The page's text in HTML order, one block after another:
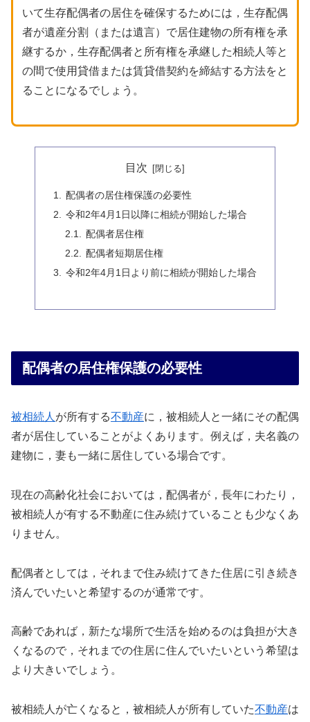
いて生存配偶者の居住を確保するためには，生存配偶
者が遺産分割（または遺言）で居住建物の所有権を承
継するか，生存配偶者と所有権を承継した相続人等と
の間で使用貸借または賃貸借契約を締結する方法をと
ることになるでしょう。
目次
配偶者の居住権保護の必要性
令和2年4月1日以降に相続が開始した場合
配偶者居住権
配偶者短期居住権
令和2年4月1日より前に相続が開始した場合
配偶者の居住権保護の必要性
被相続人 が所有する不動産に，被相続人と一緒にその配偶
者が居住していることがよくあります。例えば，夫名義の
建物に，妻も一緒に居住している場合です。
現在の高齢化社会においては，配偶者が，長年にわたり，
被相続人が有する不動産に住み続けていることも少なくあ
りません。
配偶者としては，それまで住み続けてきた住居に引き続き
済んでいたいと希望するのが通常です。
高齢であれば，新たな場所で生活を始めるのは負担が大き
くなるので，それまでの住居に住んでいたいという希望は
より大きいでしょう。
被相続人が亡くなると，被相続人が所有していた不動産は